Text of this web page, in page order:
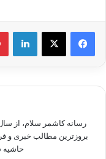
بروزترین مطالب خبری و
حاشیه